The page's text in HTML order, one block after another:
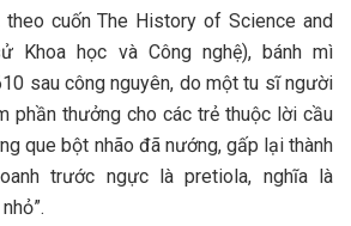
cuốn The History of Science and
Khoa học và Công nghệ), bánh mì
sau công nguyên, do một tu sĩ người
phần thưởng cho các trẻ thuộc lời cầu
que bột nhão đã nướng, gấp lại thành
trước ngực là pretiola, nghĩa là